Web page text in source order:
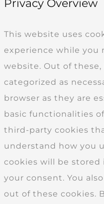
Privacy Overview
This website uses
experience while you
website. Out of
categorized as
browser as they are
basic functionalities
third-party cookies
understand how you
cookies will be
your consent. You
out of these cookies.